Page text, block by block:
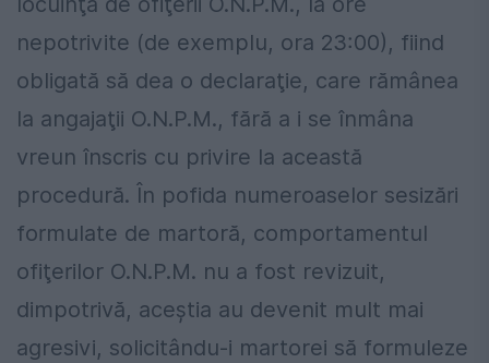
nepotrivite (de exemplu, ora 23:00), fiind
obligată să dea o declaraţie, care rămânea
la angajaţii O.N.P.M., fără a i se înmâna
vreun înscris cu privire la această
procedură. În pofida numeroaselor sesizări
formulate de martoră, comportamentul
ofiţerilor O.N.P.M. nu a fost revizuit,
dimpotrivă, aceştia au devenit mult mai
agresivi, solicitându-i martorei să formuleze